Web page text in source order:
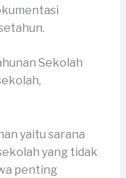
Sekolah
yaitu sarana
yang tidak
penting